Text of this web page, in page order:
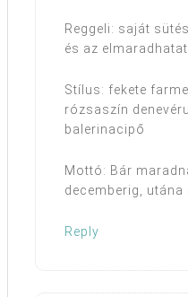
Reggeli: saját
és az
Stílus: fekete
rózsaszín
balerinacipő
Mottó: Bár
decemberig, utána
Reply